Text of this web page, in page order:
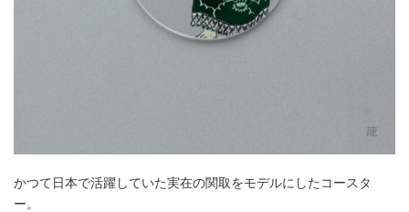
かつて日本で活躍していた実在の関取をモデルにしたコースタ
ー。